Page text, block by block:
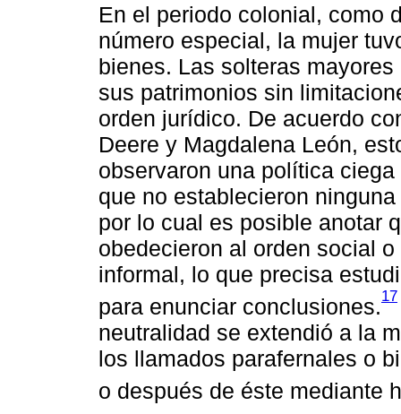
En el periodo colonial, como
número especial, la mujer
bienes. Las solteras
sus patrimonios sin
orden jurídico. De acuerdo
Deere y Magdalena León,
observaron una política
que no establecieron
por lo cual es posible anotar
obedecieron al orden social
informal, lo que precisa
para enunciar conclusiones.17
neutralidad se extendió a la
los llamados parafernales o
o después de éste mediante